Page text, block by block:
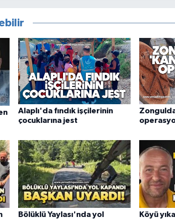
Alaplı'da fındık işçilerinin
çocuklarına jest
Bölüklü Yaylası'nda yol
Köyü